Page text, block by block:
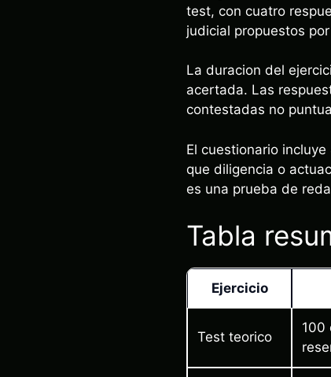
test, con cuatro
judicial propuestos
La duracion del
acertada. Las
contestadas no
El cuestionario
que diligencia o
es una prueba de
Tabla
Ejercicio
Test teorico
100